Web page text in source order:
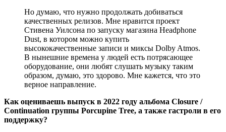
Но думаю, что нужно продолжать добиваться
качественных релизов. Мне нравится проект
Стивена Уилсона по запуску магазина Headphone
Dust, в котором можно купить
высококачественные записи и миксы Dolby Atmos.
В нынешние времена у людей есть потрясающее
оборудование, они любят слушать музыку таким
образом, думаю, это здорово. Мне кажется, что это
верное направление.
Как оцениваешь выпуск в 2022 году альбома Closure /
Continuation группы Porcupine Tree, а также гастроли в его
поддержку?